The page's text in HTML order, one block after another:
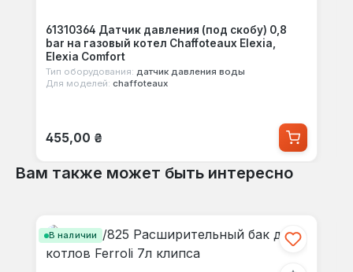
61310364 Датчик давления (под скобу) 0,8
bar на газовый котел Chaffoteaux Elexia,
Elexia Comfort
Тип оборудования: датчик давления воды
Для моделей: chaffoteaux
Обычная цена:
455,00 ₴
Вам также может быть интересно
В наличии